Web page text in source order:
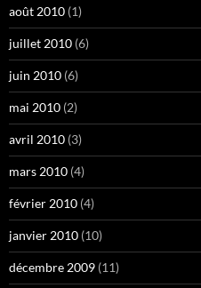
août 2010 (1)
juillet 2010 (6)
juin 2010 (6)
mai 2010 (2)
avril 2010 (3)
mars 2010 (4)
février 2010 (4)
janvier 2010 (10)
décembre 2009 (11)